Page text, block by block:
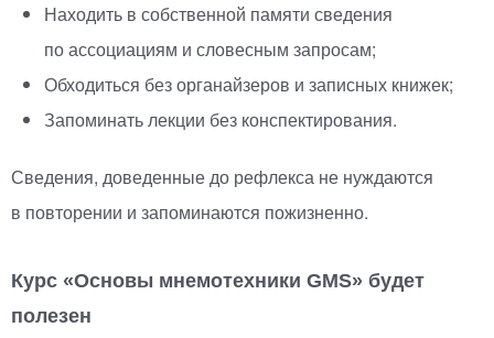
Находить в собственной памяти сведения
по ассоциациям и словесным запросам;
Обходиться без органайзеров и записных книжек;
Запоминать лекции без конспектирования.
Сведения, доведенные до рефлекса не нуждаются
в повторении и запоминаются пожизненно.
Курс «Основы мнемотехники GMS» будет
полезен